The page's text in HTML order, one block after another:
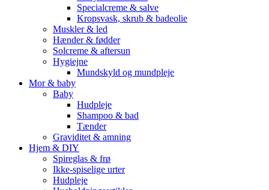
Specialcreme & salve
Kropsvask, skrub & badeolie
Muskler & led
Hænder & fødder
Solcreme & aftersun
Hygiejne
Mundskyld og mundpleje
Mor & baby
Baby
Hudpleje
Shampoo & bad
Tænder
Graviditet & amning
Hjem & DIY
Spireglas & frø
Ikke-spiselige urter
Hudpleje